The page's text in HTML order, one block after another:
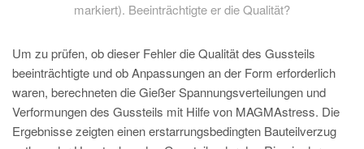
markiert). Beeinträchtigte er die Qualität?
Um zu prüfen, ob dieser Fehler die Qualität des Gussteils
beeinträchtigte und ob Anpassungen an der Form erforderlich
waren, berechneten die Gießer Spannungsverteilungen und
Verformungen des Gussteils mit Hilfe von MAGMAstress. Die
Ergebnisse zeigten einen erstarrungsbedingten Bauteilverzug